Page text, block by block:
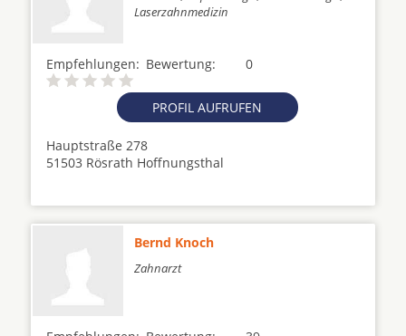
Laserzahnmedizin
Empfehlungen: 0
Bewertung:
PROFIL AUFRUFEN
Hauptstraße 278
51503 Rösrath Hoffnungsthal
Bernd Knoch
Zahnarzt